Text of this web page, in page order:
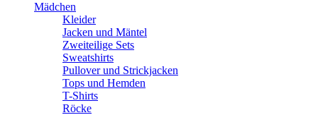
Mädchen
Kleider
Jacken und Mäntel
Zweiteilige Sets
Sweatshirts
Pullover und Strickjacken
Tops und Hemden
T-Shirts
Röcke